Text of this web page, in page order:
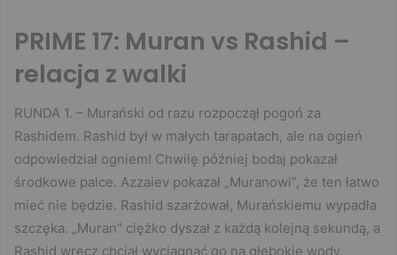
PRIME 17: Muran vs Rashid –
relacja z walki
RUNDA 1. – Murański od razu rozpoczął pogoń za
Rashidem. Rashid był w małych tarapatach, ale na ogień
odpowiedział ogniem! Chwilę później bodaj pokazał
środkowe palce. Azzaiev pokazał „Muranowi”, że ten łatwo
mieć nie będzie. Rashid szarżował, Murańskiemu wypadła
szczęka. „Muran” ciężko dyszał z każdą kolejną sekundą, a
Rashid wręcz chciał wyciągnąć go na głębokie wody.